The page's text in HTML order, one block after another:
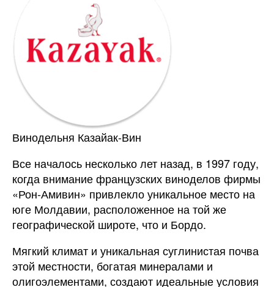
Винодельня Казайак-Вин
Все началось несколько лет назад, в 1997 году,
когда внимание французских виноделов фирмы
«Рон-Амивин» привлекло уникальное место на
юге Молдавии, расположенное на той же
географической широте, что и Бордо.
Мягкий климат и уникальная суглинистая почва
этой местности, богатая минералами и
олигоэлементами, создают идеальные условия